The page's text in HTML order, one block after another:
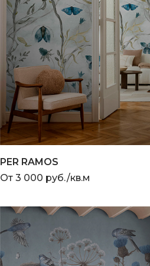
PER RAMOS
От 3 000 руб./кв.м